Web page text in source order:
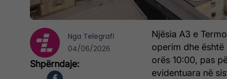
Njësia A3 e
operim dhe
orës 10:00, pas
evidentuara në
Nga Telegrafi
04/06/2026